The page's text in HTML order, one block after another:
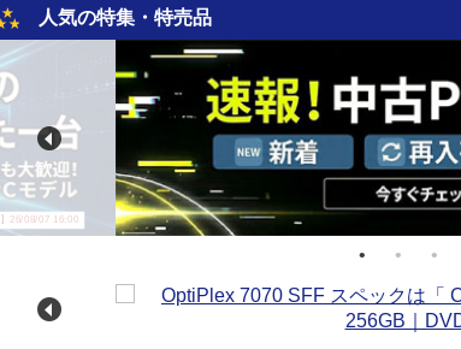
人気の特集・特売品
26/08/07 16:00